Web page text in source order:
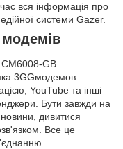
вся інформація про
системи Gazer.
модемів
CM6008-GB
3GGмодемов.
YouTube та інші
. Бути завжди на
новини, дивитися
Все це